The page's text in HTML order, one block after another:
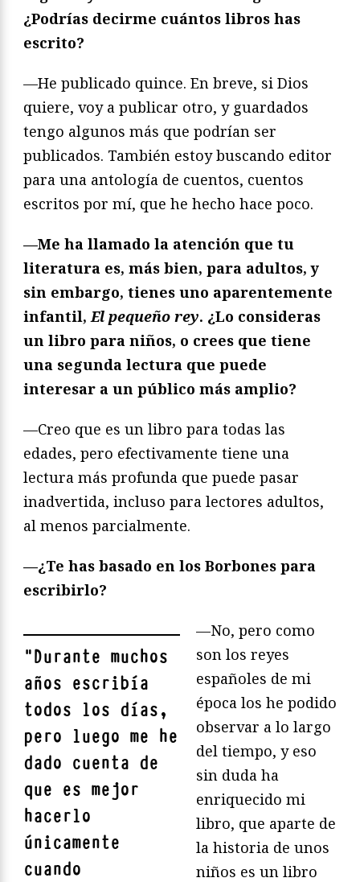
¿Podrías decirme cuántos libros has
escrito?
—He publicado quince. En breve, si Dios
quiere, voy a publicar otro, y guardados
tengo algunos más que podrían ser
publicados. También estoy buscando editor
para una antología de cuentos, cuentos
escritos por mí, que he hecho hace poco.
—Me ha llamado la atención que tu
literatura es, más bien, para adultos, y
sin embargo, tienes uno aparentemente
infantil,El pequeño rey. ¿Lo consideras
un libro para niños, o crees que tiene
una segunda lectura que puede
interesar a un público más amplio?
—Creo que es un libro para todas las
edades, pero efectivamente tiene una
lectura más profunda que puede pasar
inadvertida, incluso para lectores adultos,
al menos parcialmente.
—¿Te has basado en los Borbones para
escribirlo?
"Durante muchos
años escribía
todos los días,
pero luego me he
dado cuenta de
que es mejor
hacerlo
únicamente
cuando
—No, pero como
son los reyes
españoles de mi
época los he podido
observar a lo largo
del tiempo, y eso
sin duda ha
enriquecido mi
libro, que aparte de
la historia de unos
niños es un libro